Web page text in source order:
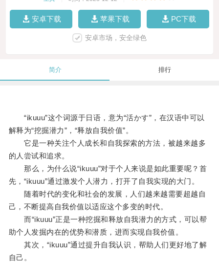
安卓下载 苹果下载 PC下载
安卓市场，安全绿色
简介 排行
“ikuuu”这个词源于日语，意为“活かす”，在汉语中可以
解释为“挖掘潜力”，“释放自我价值”。
它是一种关注个人成长和自我探索的方法，被越来越多
的人尝试和追求。
那么，为什么说“ikuuu”对于个人来说是如此重要呢？首
先，“ikuuu”通过激发个人潜力，打开了自我实现的大门。
随着时代的变化和社会的发展，人们越来越需要超越自
己，不断提高自我价值以适应这个多变的时代。
而“ikuuu”正是一种挖掘和释放自我潜力的方式，可以帮
助个人发掘内在的优势和潜质，进而实现自我价值。
其次，“ikuuu”通过提升自我认识，帮助人们更好地了解
自己。